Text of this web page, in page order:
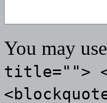
You may
title="">